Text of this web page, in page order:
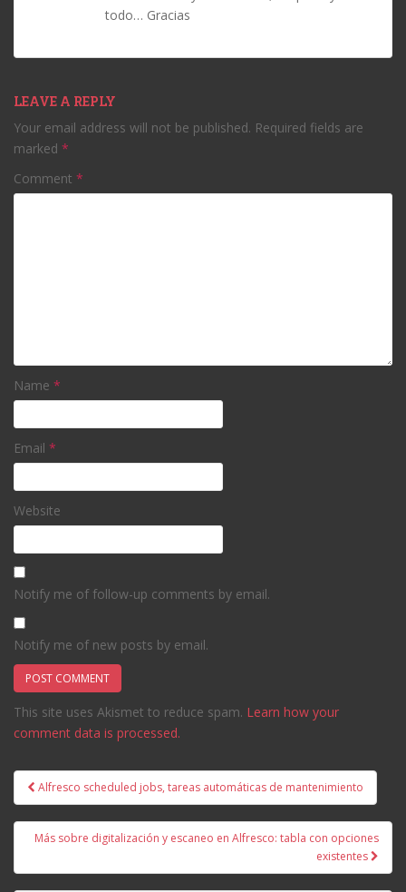
todo… Gracias
LEAVE A REPLY
Your email address will not be published. Required fields are
marked *
Comment *
Name *
Email *
Website
Notify me of follow-up comments by email.
Notify me of new posts by email.
This site uses Akismet to reduce spam. Learn how your
comment data is processed.
Post
navigation
Alfresco scheduled jobs, tareas automáticas de mantenimiento
Más sobre digitalización y escaneo en Alfresco: tabla con opciones
existentes